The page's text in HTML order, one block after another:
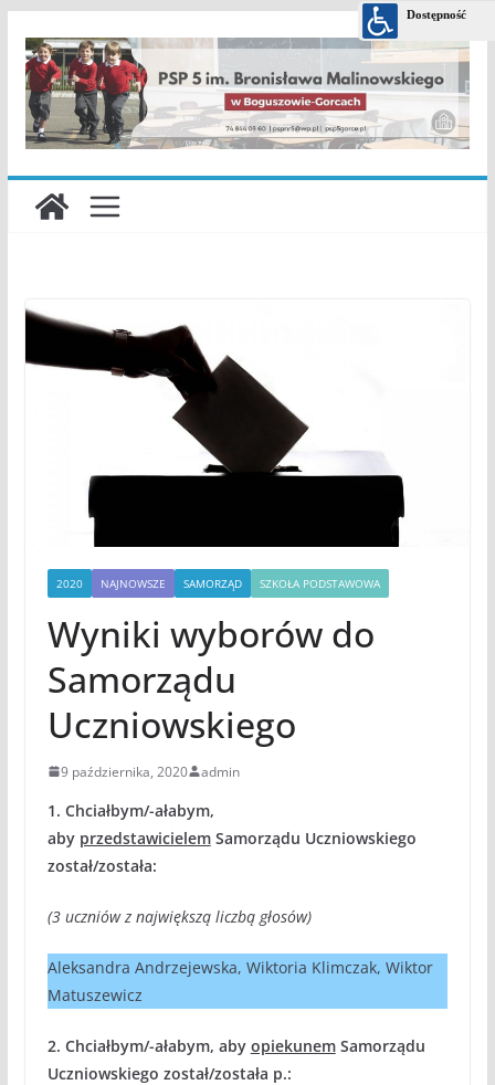
treści
2020 NAJNOWSZE SAMORZĄD SZKOŁA PODSTAWOWA
Wyniki wyborów do
Samorządu
Uczniowskiego
9 października, 2020 admin
1. Chciałbym/-ałabym,
aby przedstawicielemSamorządu Uczniowskiego
został/została:
(3 uczniów z największą liczbą głosów)
Aleksandra Andrzejewska, Wiktoria Klimczak, Wiktor
Matuszewicz
2. Chciałbym/-ałabym, aby opiekunemSamorządu
Uczniowskiego został/została p.: